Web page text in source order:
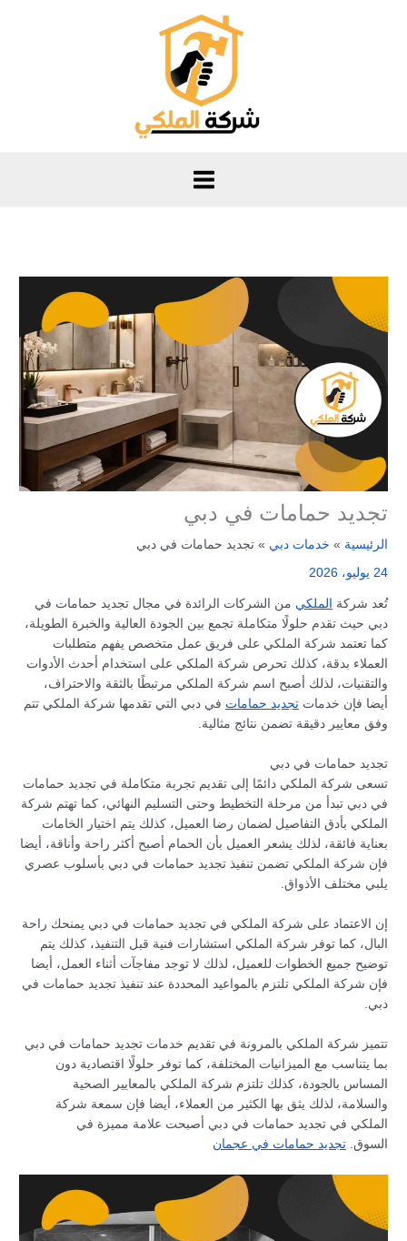
تجديد حمامات في دبي
الرئيسية خدمات دبي تجديد حمامات في دبي
24 يوليو، 2026
تُعد شركة الملكي من الشركات الرائدة في مجال تجديد حمامات في
دبي حيث تقدم حلولًا متكاملة تجمع بين الجودة العالية والخبرة الطويلة،
كما تعتمد شركة الملكي على فريق عمل متخصص يفهم متطلبات
العملاء بدقة، كذلك تحرص شركة الملكي على استخدام أحدث الأدوات
والتقنيات، لذلك أصبح اسم شركة الملكي مرتبطًا بالثقة والاحتراف،
أيضا فإن خدماتتجديد حمامات في دبي التي تقدمها شركة الملكي تتم
وفق معايير دقيقة تضمن نتائج مثالية.
تجديد حمامات في دبي
تسعى شركة الملكي دائمًا إلى تقديم تجربة متكاملة في تجديد حمامات
في دبي تبدأ من مرحلة التخطيط وحتى التسليم النهائي، كما تهتم شركة
الملكي بأدق التفاصيل لضمان رضا العميل، كذلك يتم اختيار الخامات
بعناية فائقة، لذلك يشعر العميل بأن الحمام أصبح أكثر راحة وأناقة، أيضا
فإن شركة الملكي تضمن تنفيذ تجديد حمامات في دبي بأسلوب عصري
يلبي مختلف الأذواق.
إن الاعتماد على شركة الملكي في تجديد حمامات في دبي يمنحك راحة
البال، كما توفر شركة الملكي استشارات فنية قبل التنفيذ، كذلك يتم
توضيح جميع الخطوات للعميل، لذلك لا توجد مفاجآت أثناء العمل، أيضا
فإن شركة الملكي تلتزم بالمواعيد المحددة عند تنفيذ تجديد حمامات في
دبي.
تتميز شركة الملكي بالمرونة في تقديم خدمات تجديد حمامات في دبي
بما يتناسب مع الميزانيات المختلفة، كما توفر حلولًا اقتصادية دون
المساس بالجودة، كذلك تلتزم شركة الملكي بالمعايير الصحية
والسلامة، لذلك يثق بها الكثير من العملاء، أيضا فإن سمعة شركة
الملكي في تجديد حمامات في دبي أصبحت علامة مميزة في
السوق.تجديد حمامات في عجمان